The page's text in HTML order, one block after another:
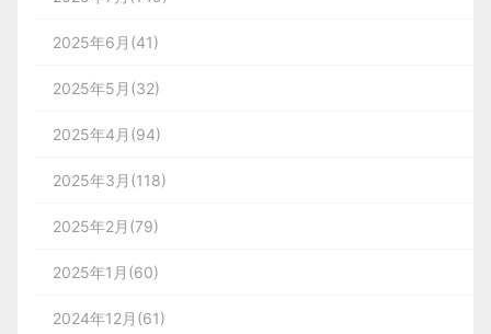
2025年6月(41)
2025年5月(32)
2025年4月(94)
2025年3月(118)
2025年2月(79)
2025年1月(60)
2024年12月(61)